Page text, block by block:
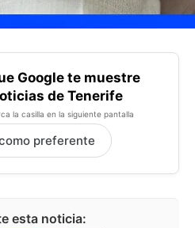
Google te muestre
de Tenerife
la casilla en la siguiente pantalla
preferente
esta noticia: